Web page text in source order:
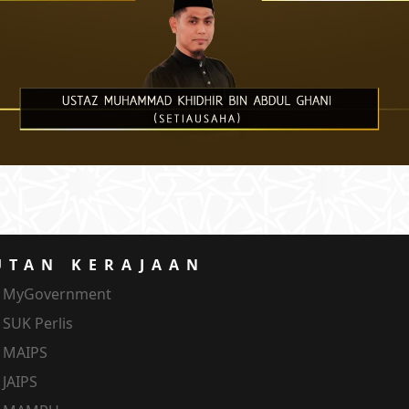
KERAJAAN
MyGovernment
SUK Perlis
MAIPS
JAIPS